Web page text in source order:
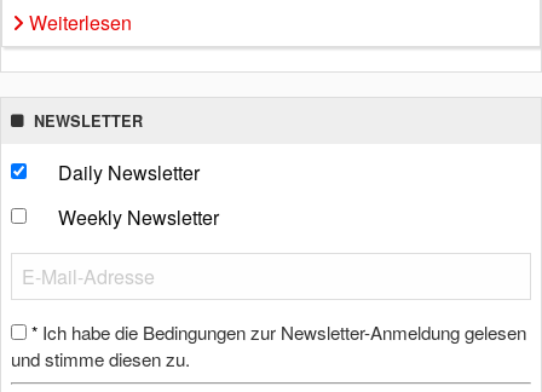
Weiterlesen
NEWSLETTER
Daily Newsletter
Weekly Newsletter
* Ich habe die Bedingungen zur Newsletter-Anmeldung gelesen
und stimme diesen zu.